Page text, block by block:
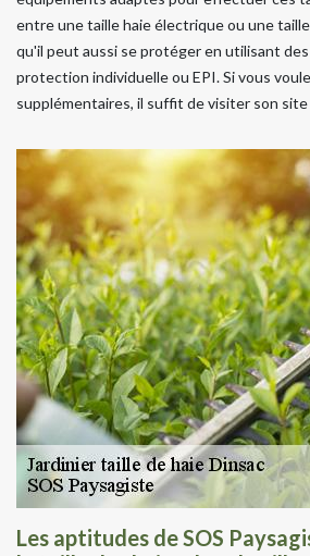
entre une taille haie électrique ou une
qu'il peut aussi se protéger en utilisant
protection individuelle ou EPI. Si vous
supplémentaires, il suffit de visiter son
Les aptitudes de SOS